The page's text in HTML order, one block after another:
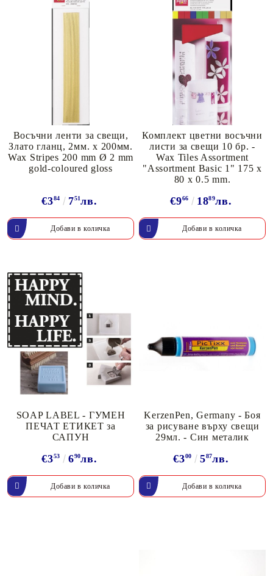
Восъчни ленти за свещи,
Злато гланц, 2мм. х 200мм.
Wax Stripes 200 mm Ø 2 mm
gold-coloured gloss
€384 751лв.
Комплект цветни восъчни
листи за свещи 10 бр. -
Wax Tiles Assortment
"Assortment Basic 1" 175 x
80 x 0.5 mm.
€966 1889лв.
SOAP LABEL - ГУМЕН
ПЕЧАТ ЕТИКЕТ за
САПУН
€353 690лв.
KerzenPen, Germany - Боя
за рисуване върху свещи
29мл. - Син металик
€300 587лв.